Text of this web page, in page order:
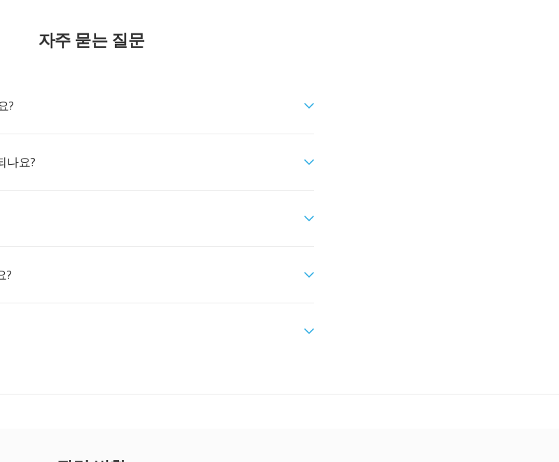
자주 묻는 질문
?
나요?
?